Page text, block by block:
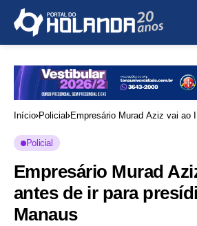
Início Policial Empresário Murad Aziz vai ao
Policial
Empresário Murad
antes de ir para
Manaus